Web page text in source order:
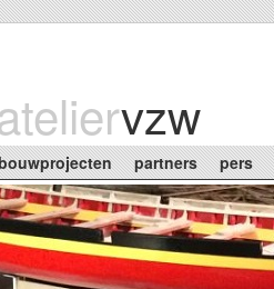
vzw
partners pers